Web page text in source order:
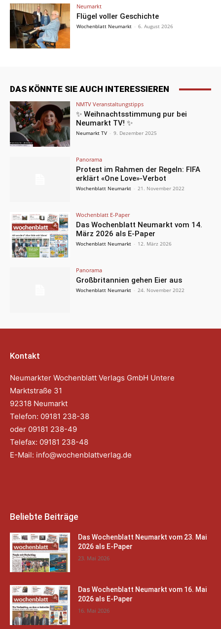
Neumarkt
Flügel voller Geschichte
Wochenblatt Neumarkt - 6. August 2026
DAS KÖNNTE SIE AUCH INTERESSIEREN
NMTV Veranstaltungstipps
✨ Weihnachtsstimmung pur bei
Neumarkt TV! ✨
Neumarkt TV - 9. Dezember 2025
Panorama
Protest im Rahmen der Regeln: FIFA
erklärt «One Love»-Verbot
Wochenblatt Neumarkt - 21. November 2022
Wochenblatt E-Paper
Das Wochenblatt Neumarkt vom 14.
März 2026 als E-Paper
Wochenblatt Neumarkt - 12. März 2026
Panorama
Großbritannien gehen Eier aus
Wochenblatt Neumarkt - 24. November 2022
Kontakt
Neumarkter Wochenblatt Verlags GmbH Untere
Marktstraße 31
92318 Neumarkt
Telefon: 09181 238-38
oder 09181 238-49
Telefax: 09181 238-48
E-Mail: info@wochenblattverlag.de
Beliebte Beiträge
Das Wochenblatt Neumarkt vom 23. Mai
2026 als E-Paper
23. Mai 2026
Das Wochenblatt Neumarkt vom 16. Mai
2026 als E-Paper
16. Mai 2026